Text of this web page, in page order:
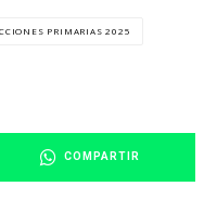
PRIMARIAS 2025
COMPARTIR